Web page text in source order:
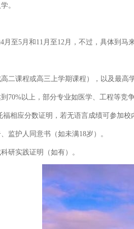
。
至5月和11月至12月，不过，具体到
二课程或高三上学期课程），以及最高
70%以上，部分专业如医学、工程等竞
相应分数证明，若无语言成绩可参加校
监护人同意书（如未满18岁）。
研实践证明（如有）。